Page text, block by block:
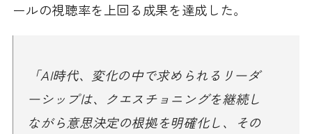
ールの視聴率を上回る成果を達成した。
「AI時代、変化の中で求められるリーダ
ーシップは、クエスチョニングを継続し
ながら意思決定の根拠を明確化し、その